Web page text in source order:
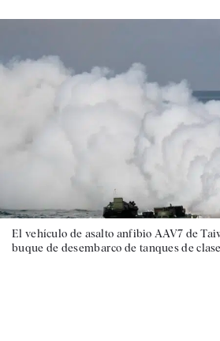
El vehículo de asalto anfibio AAV7 de
buque de desembarco de tanques de